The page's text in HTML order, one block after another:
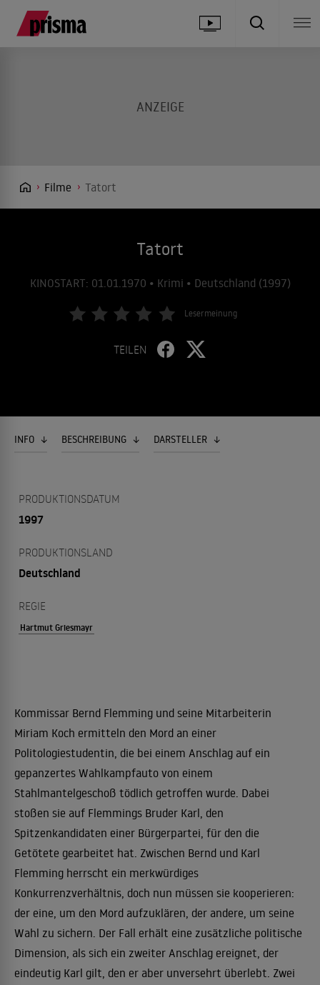
Filme Tatort
Tatort
KINOSTART: 01.01.1970 • Krimi • Deutschland (1997)
Lesermeinung
TEILEN
INFO BESCHREIBUNG DARSTELLER
PRODUKTIONSDATUM
1997
PRODUKTIONSLAND
Deutschland
REGIE
Hartmut Griesmayr
Kommissar Bernd Flemming und seine Mitarbeiterin
Miriam Koch ermitteln den Mord an einer
Politologiestudentin, die bei einem Anschlag auf ein
gepanzertes Wahlkampfauto von einem
Stahlmantelgeschoß tödlich getroffen wurde. Dabei
stoßen sie auf Flemmings Bruder Karl, den
Spitzenkandidaten einer Bürgerpartei, für den die
Getötete gearbeitet hat. Zwischen Bernd und Karl
Flemming herrscht ein merkwürdiges
Konkurrenzverhältnis, doch nun müssen sie kooperieren:
der eine, um den Mord aufzuklären, der andere, um seine
Wahl zu sichern. Der Fall erhält eine zusätzliche politische
Dimension, als sich ein zweiter Anschlag ereignet, der
eindeutig Karl gilt, den er aber unversehrt überlebt. Zwei